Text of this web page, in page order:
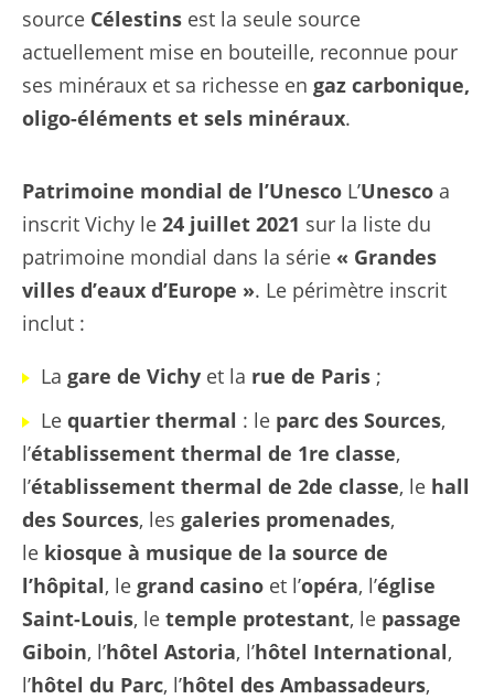
source Célestins est la seule source
actuellement mise en bouteille, reconnue pour
ses minéraux et sa richesse en gaz carbonique,
oligo-éléments et sels minéraux.
Patrimoine mondial de l’Unesco L’Unesco a
inscrit Vichy le 24 juillet 2021 sur la liste du
patrimoine mondial dans la série « Grandes
villes d’eaux d’Europe ». Le périmètre inscrit
inclut :
La gare de Vichy et la rue de Paris ;
Le quartier thermal : le parc des Sources,
l’établissement thermal de 1re classe,
l’établissement thermal de 2de classe, le hall
des Sources, les galeries promenades,
le kiosque à musique de la source de
l’hôpital, le grand casino et l’opéra, l’église
Saint-Louis, le temple protestant, le passage
Giboin, l’hôtel Astoria, l’hôtel International,
l’hôtel du Parc, l’hôtel des Ambassadeurs,